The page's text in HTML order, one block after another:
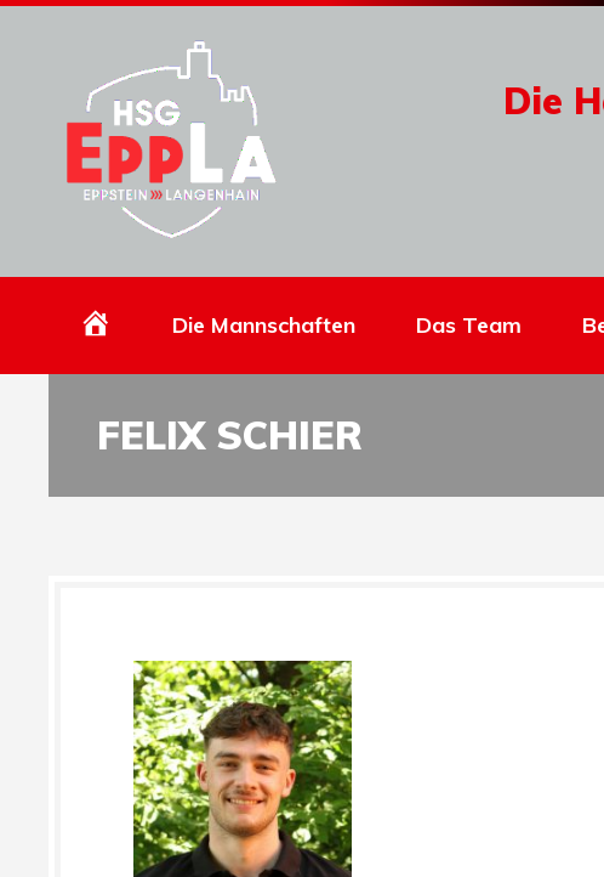
Die
HomepageDie Mannschaften Das Team
FELIX SCHIER